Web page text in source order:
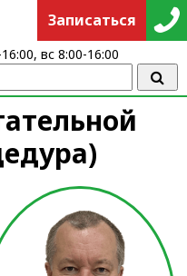
Записаться
вс 8:00-16:00